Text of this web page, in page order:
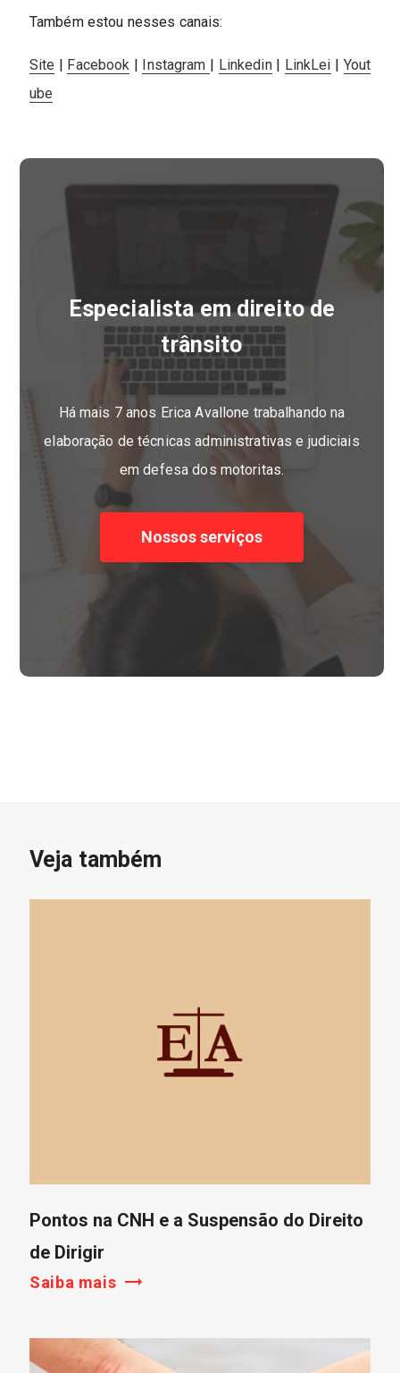
Também estou nesses canais:
Site Facebook Instagram Linkedin| LinkLei
Yout
ube
Especialista em direito de
trânsito
Há mais 7 anos Erica Avallone trabalhando na
elaboração de técnicas administrativas e judiciais
em defesa dos motoritas.
Nossos serviços
Veja também
Pontos na CNH e a Suspensão do Direito
de Dirigir
Saiba mais